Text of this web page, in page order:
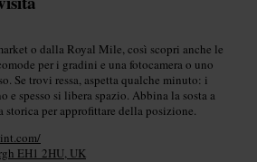
o dalla Royal Mile, così scopri anche le
per i gradini e una fotocamera o uno
Se trovi ressa, aspetta qualche minuto: i
e spesso si libera spazio. Abbina la sosta a
storica per approfittare della posizione.
EH1 2HU, UK